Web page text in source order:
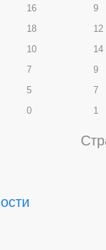
16
9
18
12
10
14
7
9
5
7
0 1